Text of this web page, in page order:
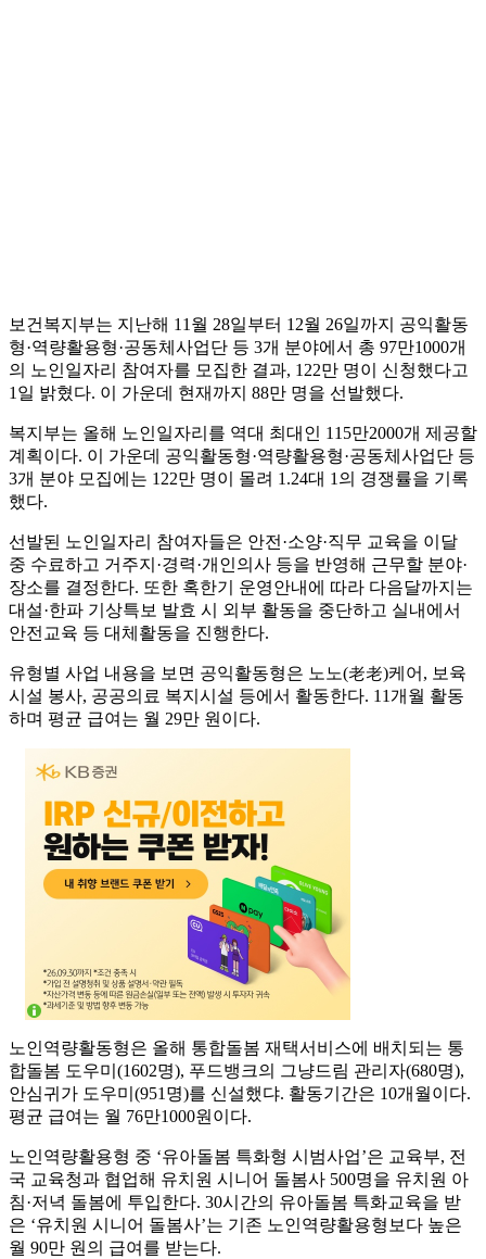
보건복지부는 지난해 11월 28일부터 12월 26일까지 공익활동
형·역량활용형·공동체사업단 등 3개 분야에서 총 97만1000개
의 노인일자리 참여자를 모집한 결과, 122만 명이 신청했다고
1일 밝혔다. 이 가운데 현재까지 88만 명을 선발했다.
복지부는 올해 노인일자리를 역대 최대인 115만2000개 제공할
계획이다. 이 가운데 공익활동형·역량활용형·공동체사업단 등
3개 분야 모집에는 122만 명이 몰려 1.24대 1의 경쟁률을 기록
했다.
선발된 노인일자리 참여자들은 안전·소양·직무 교육을 이달
중 수료하고 거주지·경력·개인의사 등을 반영해 근무할 분야·
장소를 결정한다. 또한 혹한기 운영안내에 따라 다음달까지는
대설·한파 기상특보 발효 시 외부 활동을 중단하고 실내에서
안전교육 등 대체활동을 진행한다.
유형별 사업 내용을 보면 공익활동형은 노노(老老)케어, 보육
시설 봉사, 공공의료 복지시설 등에서 활동한다. 11개월 활동
하며 평균 급여는 월 29만 원이다.
노인역량활동형은 올해 통합돌봄 재택서비스에 배치되는 통
합돌봄 도우미(1602명), 푸드뱅크의 그냥드림 관리자(680명),
안심귀가 도우미(951명)를 신설했댜. 활동기간은 10개월이다.
평균 급여는 월 76만1000원이다.
노인역량활용형 중 ‘유아돌봄 특화형 시범사업’은 교육부, 전
국 교육청과 협업해 유치원 시니어 돌봄사 500명을 유치원 아
침·저녁 돌봄에 투입한다. 30시간의 유아돌봄 특화교육을 받
은 ‘유치원 시니어 돌봄사’는 기존 노인역량활용형보다 높은
월 90만 원의 급여를 받는다.